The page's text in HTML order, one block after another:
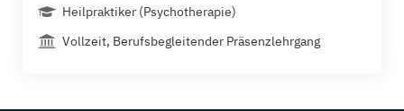
Heilpraktiker (Psychotherapie)
Vollzeit, Berufsbegleitender Präsenzlehrgang